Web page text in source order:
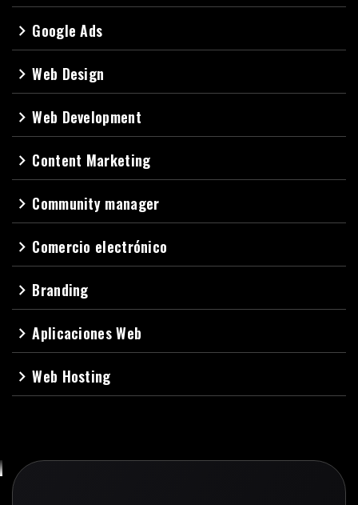
navigate_next Google Ads
navigate_nextWeb Design
navigate_nextWeb Development
navigate_next Content Marketing
navigate_next Community manager
navigate_next Comercio electrónico
navigate_next Branding
navigate_nextAplicaciones Web
navigate_nextWeb Hosting